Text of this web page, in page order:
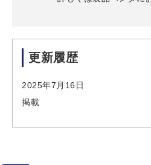
更新履歴
2025年7月16日
掲載